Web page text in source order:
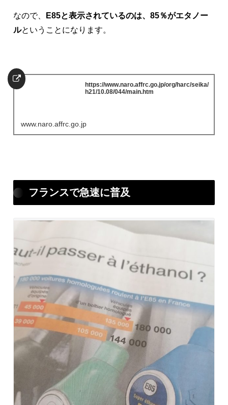
なので、
E85と表示されているのは、85％がエタノー
ルということになります。
https://www.naro.affrc.go.jp/org/harc/seika/
h21/10.08/044/main.htm
www.naro.affrc.go.jp
フランスで急速に普及